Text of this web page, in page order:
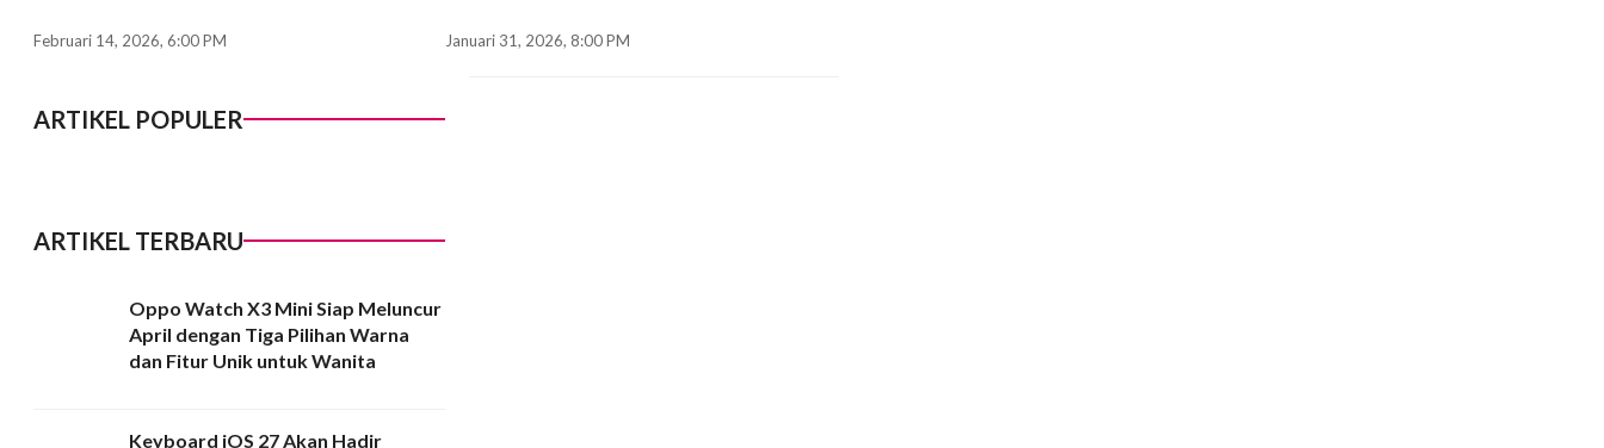
Februari 14, 2026, 6:00 PM Januari 31, 2026, 8:00 PM
ARTIKEL POPULER
ARTIKEL TERBARU
Oppo Watch X3 Mini Siap Meluncur
April dengan Tiga Pilihan Warna
dan Fitur Unik untuk Wanita
Keyboard iOS 27 Akan Hadir